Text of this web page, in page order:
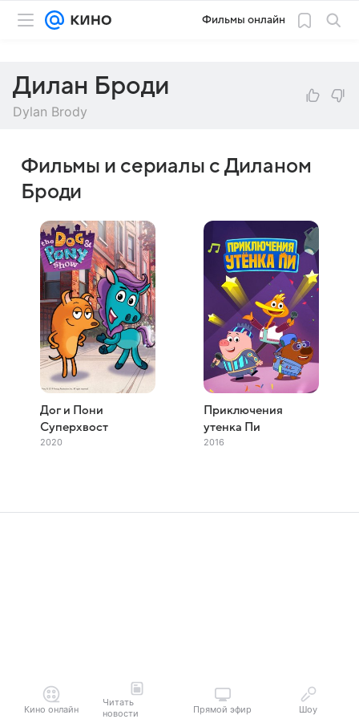
Фильмы онлайн
Дилан Броди
Dylan Brody
Фильмы и сериалы с Диланом
Броди
Дог и Пони
Суперхвост
2020
Приключения
утенка Пи
2016
Кино онлайн
Читать
новости
Прямой эфир Шоу